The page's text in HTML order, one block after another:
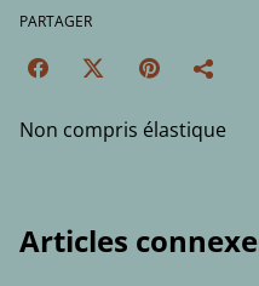
PARTAGER
Non compris élastique
Articles